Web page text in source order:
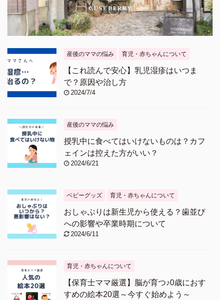
産後のママの悩み 育児・赤ちゃんについて
【これ読んで安心】乳児湿疹はいつま
で？原因や治し方
2024/7/4
産後のママの悩み
授乳中に食べてはいけないものは？カフ
ェインは控えた方がいい？
2024/6/21
ベビーグッズ 育児・赤ちゃんについて
おしゃぶりは新生児から使える？歯並び
への影響や卒業時期について
2024/6/11
育児・赤ちゃんについて
【保育士ママ厳選】脳が育つ♪0歳におす
すめの絵本20選～今すぐ始めよう～